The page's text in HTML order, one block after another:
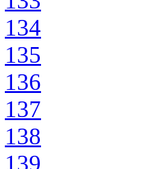
134
135
136
137
138
139